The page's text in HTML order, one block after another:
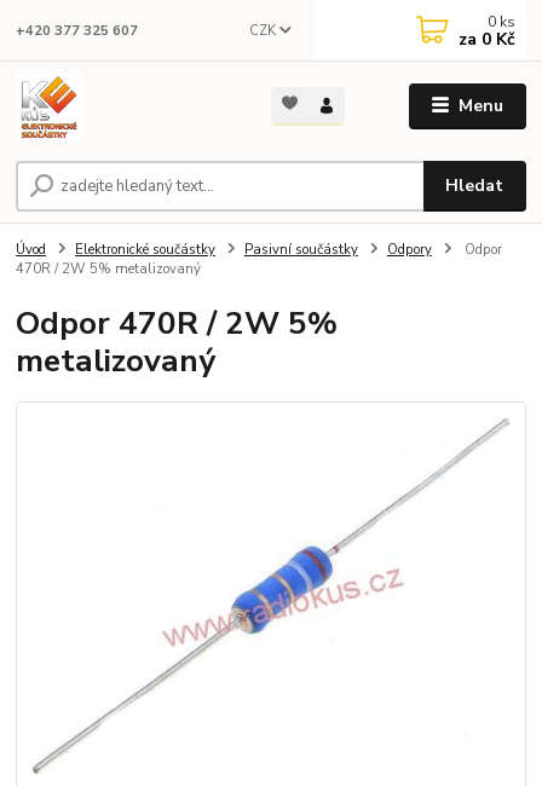
Menu
CZK
Hledat
+420 377 325 607 0 ks
za 0 Kč
Úvod Elektronické součástky Pasivní součástky Odpory
Odpor
470R / 2W 5% metalizovaný
Odpor 470R / 2W 5%
metalizovaný